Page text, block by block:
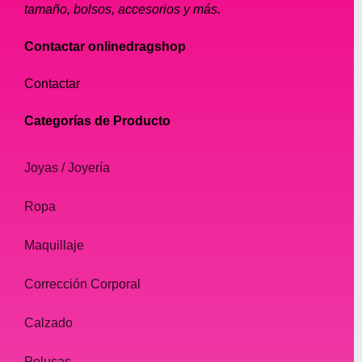
tamaño personalizado para aquellos que
mantener, con instrucciones de cuidado
simples para garantizar que duren muchos
años. También son asequibles, por lo que es
aspecto perfecto sin arruinarse.
de nuestros productos diseñados por
están diseñados teniendo en cuenta las
tamaño, bolsos, accesorios y más.
Contactar onlinedragshop
Contactar
Categorías de Producto
Joyas / Joyería
Ropa
Maquillaje
Corrección Corporal
Calzado